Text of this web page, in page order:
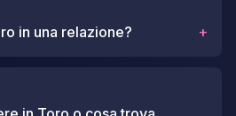
in una relazione? +